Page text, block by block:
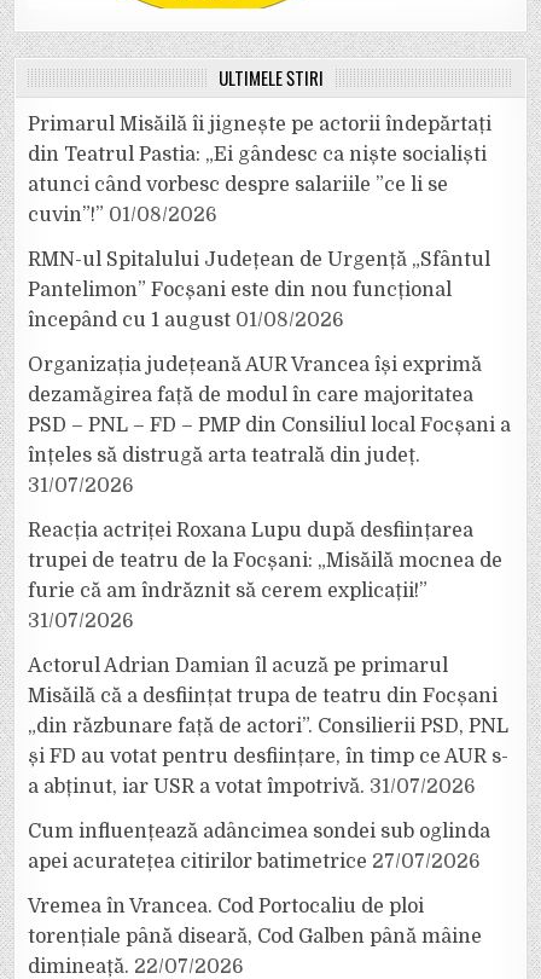
ULTIMELE ȘTIRI
Primarul Misăilă îi jignește pe actorii îndepărtați
din Teatrul Pastia: „Ei gândesc ca niște socialiști
atunci când vorbesc despre salariile ”ce li se
cuvin”!” 01/08/2026
RMN-ul Spitalului Județean de Urgență „Sfântul
Pantelimon” Focșani este din nou funcțional
începând cu 1 august 01/08/2026
Organizația județeană AUR Vrancea își exprimă
dezamăgirea față de modul în care majoritatea
PSD – PNL – FD – PMP din Consiliul local Focșani a
înțeles să distrugă arta teatrală din județ.
31/07/2026
Reacția actriței Roxana Lupu după desființarea
trupei de teatru de la Focșani: „Misăilă mocnea de
furie că am îndrăznit să cerem explicații!”
31/07/2026
Actorul Adrian Damian îl acuză pe primarul
Misăilă că a desființat trupa de teatru din Focșani
„din răzbunare față de actori”. Consilierii PSD, PNL
și FD au votat pentru desființare, în timp ce AUR s-
a abținut, iar USR a votat împotrivă. 31/07/2026
Cum influențează adâncimea sondei sub oglinda
apei acuratețea citirilor batimetrice 27/07/2026
Vremea în Vrancea. Cod Portocaliu de ploi
torențiale până diseară, Cod Galben până mâine
dimineață. 22/07/2026